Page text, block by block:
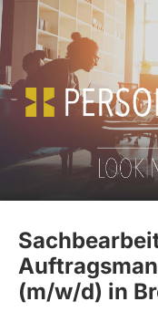
(m/w/d) in